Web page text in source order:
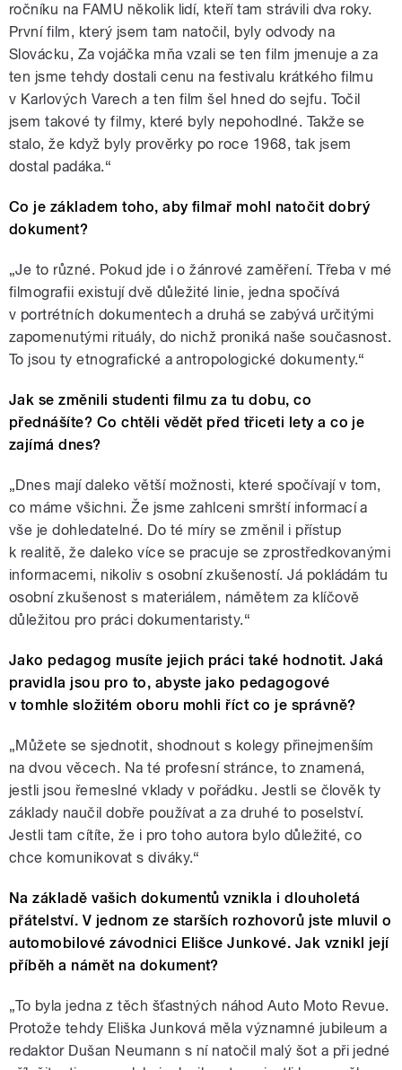
ročníku na FAMU několik lidí, kteří tam strávili dva roky.
První film, který jsem tam natočil, byly odvody na
Slovácku, Za vojáčka mňa vzali se ten film jmenuje a za
ten jsme tehdy dostali cenu na festivalu krátkého filmu
v Karlových Varech a ten film šel hned do sejfu. Točil
jsem takové ty filmy, které byly nepohodlné. Takže se
stalo, že když byly prověrky po roce 1968, tak jsem
dostal padáka.“
Co je základem toho, aby filmař mohl natočit dobrý
dokument?
„Je to různé. Pokud jde i o žánrové zaměření. Třeba v mé
filmografii existují dvě důležité linie, jedna spočívá
v portrétních dokumentech a druhá se zabývá určitými
zapomenutými rituály, do nichž proniká naše současnost.
To jsou ty etnografické a antropologické dokumenty.“
Jak se změnili studenti filmu za tu dobu, co
přednášíte? Co chtěli vědět před třiceti lety a co je
zajímá dnes?
„Dnes mají daleko větší možnosti, které spočívají v tom,
co máme všichni. Že jsme zahlceni smrští informací a
vše je dohledatelné. Do té míry se změnil i přístup
k realitě, že daleko více se pracuje se zprostředkovanými
informacemi, nikoliv s osobní zkušeností. Já pokládám tu
osobní zkušenost s materiálem, námětem za klíčově
důležitou pro práci dokumentaristy.“
Jako pedagog musíte jejich práci také hodnotit. Jaká
pravidla jsou pro to, abyste jako pedagogové
v tomhle složitém oboru mohli říct co je správně?
„Můžete se sjednotit, shodnout s kolegy přinejmenším
na dvou věcech. Na té profesní stránce, to znamená,
jestli jsou řemeslné vklady v pořádku. Jestli se člověk ty
základy naučil dobře používat a za druhé to poselství.
Jestli tam cítíte, že i pro toho autora bylo důležité, co
chce komunikovat s diváky.“
Na základě vašich dokumentů vznikla i dlouholetá
přátelství. V jednom ze starších rozhovorů jste mluvil o
automobilové závodnici Elišce Junkové. Jak vznikl její
příběh a námět na dokument?
„To byla jedna z těch šťastných náhod Auto Moto Revue.
Protože tehdy Eliška Junková měla významné jubileum a
redaktor Dušan Neumann s ní natočil malý šot a při jedné